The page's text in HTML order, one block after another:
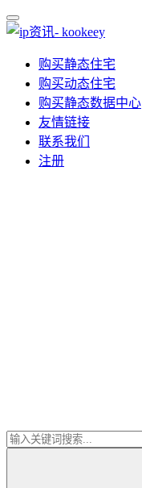
购买静态住宅
购买动态住宅
购买静态数据中心
友情链接
联系我们
注册